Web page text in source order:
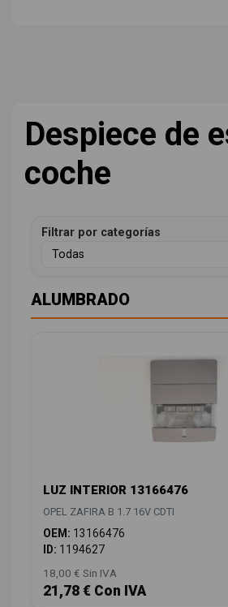
Despiece de
coche
Filtrar por categorías
ALUMBRADO
LUZ INTERIOR 13166476
OPEL ZAFIRA B 1.7 16V CDTI
OEM: 13166476
ID: 1194627
18,00 € Sin IVA
21,78 € Con IVA